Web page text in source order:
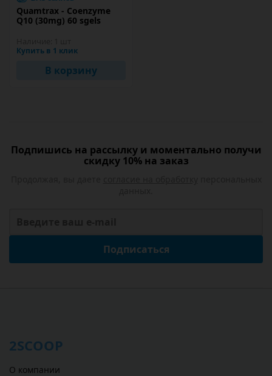
Quamtrax - Coenzyme
Q10 (30mg) 60 sgels
Купить в 1 клик
В корзину
Подпишись на рассылку и моментально получи
скидку 10% на заказ
Подписаться
2SCOOP
О компании